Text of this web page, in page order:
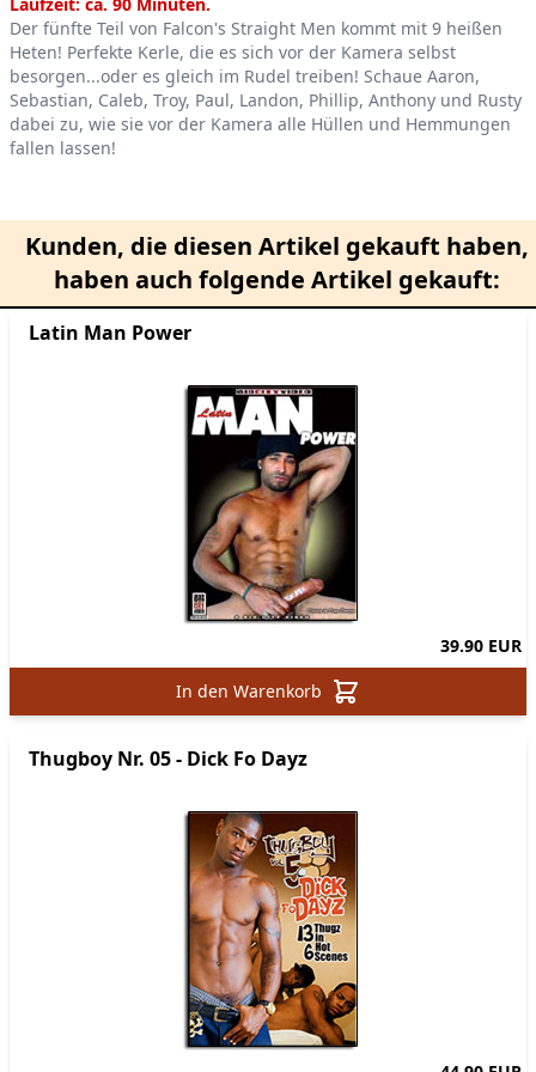
Product information
Der fünfte Teil von Falcon's Straight Men kommt mit 9 heißen
Heten! Perfekte Kerle, die es sich vor der Kamera selbst
besorgen...oder es gleich im Rudel treiben! Schaue Aaron,
Sebastian, Caleb, Troy, Paul, Landon, Phillip, Anthony und Rusty
dabei zu, wie sie vor der Kamera alle Hüllen und Hemmungen
fallen lassen!
Kunden, die diesen Artikel gekauft haben,
haben auch folgende Artikel gekauft:
Latin Man Power
39.90 EUR
In den Warenkorb
Thugboy Nr. 05 - Dick Fo Dayz